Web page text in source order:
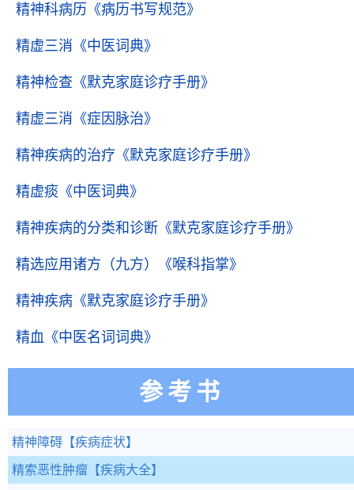
精神科病历 《病历书写规范》
精虚三消 《中医词典》
精神检查 《默克家庭诊疗手册》
精虚三消 《症因脉治》
精神疾病的治疗 《默克家庭诊疗手册》
精虚痰 《中医词典》
精神疾病的分类和诊断 《默克家庭诊疗手册》
精选应用诸方（九方） 《喉科指掌》
精神疾病 《默克家庭诊疗手册》
精血 《中医名词词典》
参考书
精神障碍 【疾病症状】
精索恶性肿瘤 【疾病大全】